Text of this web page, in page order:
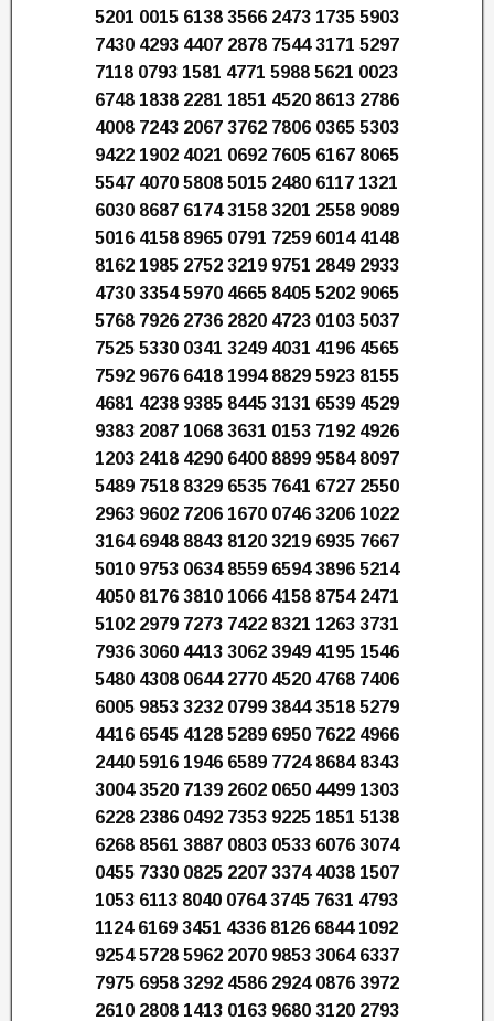
5201 0015 6138 3566 2473 1735 5903
7430 4293 4407 2878 7544 3171 5297
7118 0793 1581 4771 5988 5621 0023
6748 1838 2281 1851 4520 8613 2786
4008 7243 2067 3762 7806 0365 5303
9422 1902 4021 0692 7605 6167 8065
5547 4070 5808 5015 2480 6117 1321
6030 8687 6174 3158 3201 2558 9089
5016 4158 8965 0791 7259 6014 4148
8162 1985 2752 3219 9751 2849 2933
4730 3354 5970 4665 8405 5202 9065
5768 7926 2736 2820 4723 0103 5037
7525 5330 0341 3249 4031 4196 4565
7592 9676 6418 1994 8829 5923 8155
4681 4238 9385 8445 3131 6539 4529
9383 2087 1068 3631 0153 7192 4926
1203 2418 4290 6400 8899 9584 8097
5489 7518 8329 6535 7641 6727 2550
2963 9602 7206 1670 0746 3206 1022
3164 6948 8843 8120 3219 6935 7667
5010 9753 0634 8559 6594 3896 5214
4050 8176 3810 1066 4158 8754 2471
5102 2979 7273 7422 8321 1263 3731
7936 3060 4413 3062 3949 4195 1546
5480 4308 0644 2770 4520 4768 7406
6005 9853 3232 0799 3844 3518 5279
4416 6545 4128 5289 6950 7622 4966
2440 5916 1946 6589 7724 8684 8343
3004 3520 7139 2602 0650 4499 1303
6228 2386 0492 7353 9225 1851 5138
6268 8561 3887 0803 0533 6076 3074
0455 7330 0825 2207 3374 4038 1507
1053 6113 8040 0764 3745 7631 4793
1124 6169 3451 4336 8126 6844 1092
9254 5728 5962 2070 9853 3064 6337
7975 6958 3292 4586 2924 0876 3972
2610 2808 1413 0163 9680 3120 2793